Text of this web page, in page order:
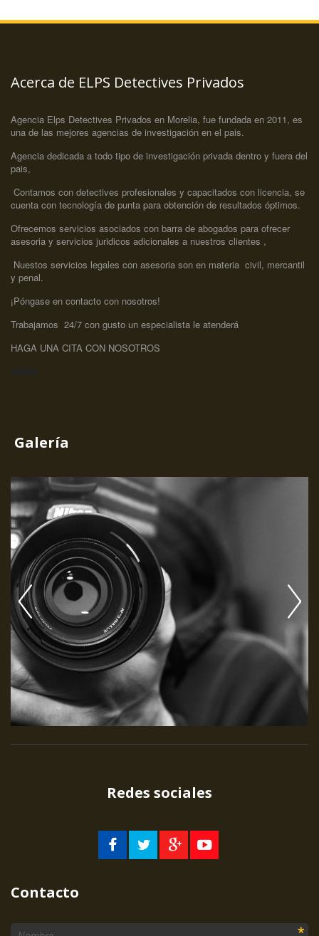
­Acerca de ELPS Detectives Privados
Agencia Elps Detectives Privados en Morelia, fue fundada en 2011, es
una de las mejores agencias de investigación en el pais.
Agencia dedicada a todo tipo de investigación privada dentro y fuera del
pais,
Contamos con detectives profesionales y capacitados con licencia, se
cuenta con tecnología de punta para obtención de resultados óptimos.
Ofrecemos servicios asociados con barra de abogados para ofrecer
asesoria y servicios juridicos adicionales a nuestros clientes ,
Nuestos servicios legales con asesoria son en materia civil, mercantil
y penal.
¡Póngase en contacto con nosotros!
Trabajamos 24/7 con gusto un especialista le atenderá
HAGA UNA CITA CON NOSOTROS
HAGA
Galería
Redes sociales
Contacto